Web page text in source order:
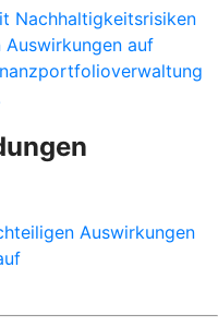
Nachhaltigkeitsrisiken
auf
Auswirkungen